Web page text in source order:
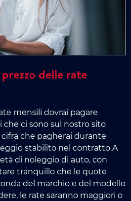
delle rate
mensili dovrai pagare
che ci sono sul nostro sito
che pagherai durante
stabilito nel contratto.A
di noleggio di auto, con
tranquillo che le quote
del marchio e del modello
le rate saranno maggiori o